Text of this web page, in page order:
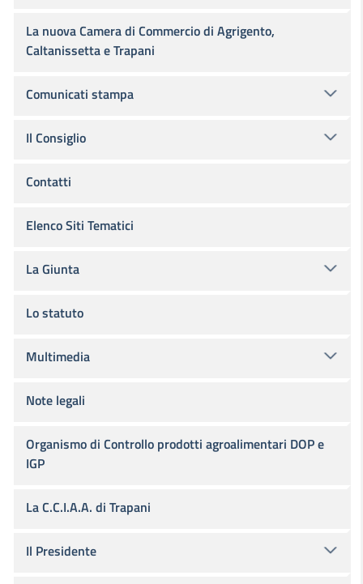
La nuova Camera di Commercio di Agrigento,
Caltanissetta e Trapani
Comunicati stampa
Il Consiglio
Contatti
Elenco Siti Tematici
La Giunta
Lo statuto
Multimedia
Note legali
Organismo di Controllo prodotti agroalimentari DOP e
IGP
La C.C.I.A.A. di Trapani
Il Presidente